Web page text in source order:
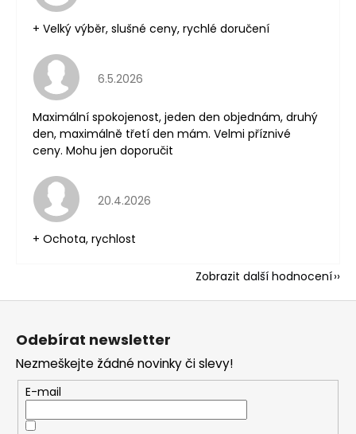
+ Velký výběr, slušné ceny, rychlé doručení
Hodnocení obchodu je 5 z 5 hvězdiček.
6.5.2026
Maximální spokojenost, jeden den objednám, druhý
den, maximálně třetí den mám. Velmi příznivé
ceny. Mohu jen doporučit
Hodnocení obchodu je 5 z 5 hvězdiček.
20.4.2026
+ Ochota, rychlost
Zobrazit další hodnocení
Odebírat newsletter
Nezmeškejte žádné novinky či slevy!
E-mail